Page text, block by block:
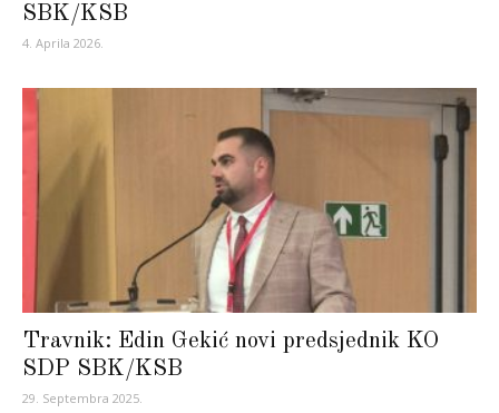
SBK/KSB
4. Aprila 2026.
Travnik: Edin Gekić novi predsjednik KO
SDP SBK/KSB
29. Septembra 2025.